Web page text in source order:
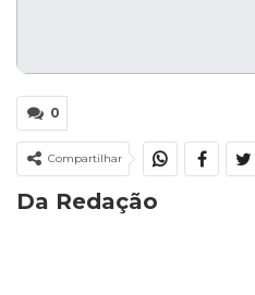
0
Compartilhar
Da Redação